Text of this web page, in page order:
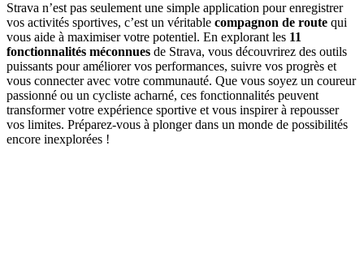
Strava n’est pas seulement une simple application pour enregistrer
vos activités sportives, c’est un véritable compagnon de route qui
vous aide à maximiser votre potentiel. En explorant les 11
fonctionnalités méconnues de Strava, vous découvrirez des outils
puissants pour améliorer vos performances, suivre vos progrès et
vous connecter avec votre communauté. Que vous soyez un coureur
passionné ou un cycliste acharné, ces fonctionnalités peuvent
transformer votre expérience sportive et vous inspirer à repousser
vos limites. Préparez-vous à plonger dans un monde de possibilités
encore inexplorées !